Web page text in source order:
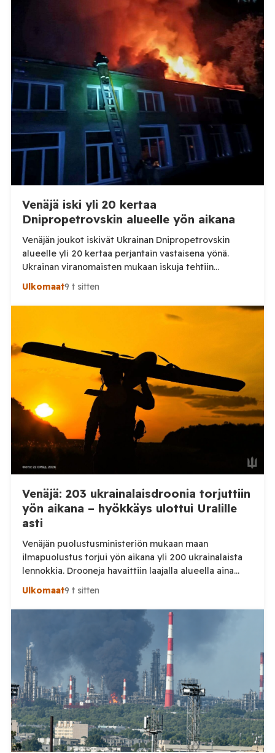
Venäjä iski yli 20 kertaa
Dnipropetrovskin alueelle yön aikana
Venäjän joukot iskivät Ukrainan Dnipropetrovskin
alueelle yli 20 kertaa perjantain vastaisena yönä.
Ukrainan viranomaisten mukaan iskuja tehtiin
drooneilla ja tykistöllä viidelle eri alueelle.
alueellisen sotilashallinnon johtaja Oleksandr Hanzha
kertoi perjantaiaamuna 7. elokuuta julkaisemassaan
hyökkäsivät yön aikana yli 20 kertaa viidelle alueelle.
Nikopolin alueella iskuja kohdistui Nikopolin
kaupunkiin sekä […]
Ulkomaat9 t sitten
Venäjä: 203 ukrainalaisdroonia torjuttiin
yön aikana – hyökkäys ulottui Uralille
asti
Venäjän puolustusministeriön mukaan maan
ilmapuolustus torjui yön aikana yli 200 ukrainalaista
lennokkia. Drooneja havaittiin laajalla alueella aina
Uralille asti. Venäjän puolustusministeriön virallisen
yhteensä 203 ukrainalaista kiinteäsiipistä
miehittämätöntä ilma-alusta torstai-illan 6. elokuuta
ja perjantaiaamun 7. elokuuta välisenä aikana.
Ministeriön ilmoitus koskee aikaväliä kello 20–08
Moskovan aikaa. Ministeriön mukaan drooneja
torjuttiin […]
Ulkomaat9 t sitten